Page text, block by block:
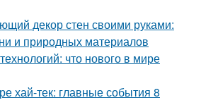
декор стен своими руками:
и природных материалов
что нового в мире
хай-тек: главные события 8